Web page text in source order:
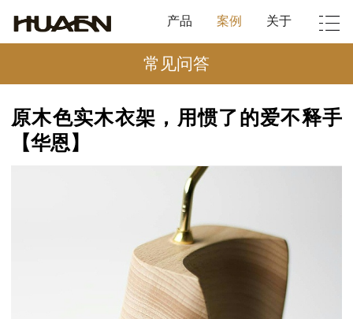
产品 案例 关于
常见问答
原木色实木衣架，用惯了的爱不释手
【华恩】